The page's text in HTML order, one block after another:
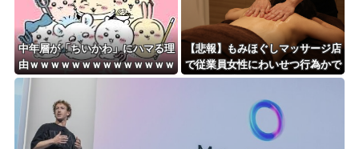
中年層が「ちいかわ」にハマる理
由ｗｗｗｗｗｗｗｗｗｗｗｗｗｗ
ｗｗｗｗｗｗｗｗｗｗｗｗｗｗｗ
【悲報】もみほぐしマッサージ店
で従業員女性にわいせつ行為かで
男を逮捕ｗｗｗｗｗｗｗｗｗ